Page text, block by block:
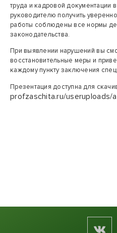
труда и кадровой документации
руководителю получить
работы соблюдены все нормы
законодательства.
При выявлении нарушений вы
восстановительные меры и
каждому пункту заключения
Презентация доступна для
profzaschita.ru/useruploads/